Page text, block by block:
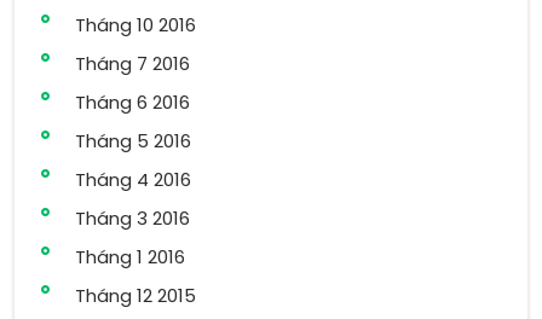
Tháng 10 2016
Tháng 7 2016
Tháng 6 2016
Tháng 5 2016
Tháng 4 2016
Tháng 3 2016
Tháng 1 2016
Tháng 12 2015